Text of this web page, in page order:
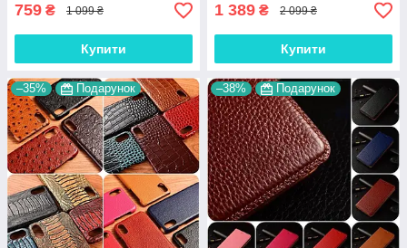
759 ₴ 1 099 ₴
Купити
1 389 ₴ 2 099 ₴
Купити
–35% Подарунок –38% Подарунок